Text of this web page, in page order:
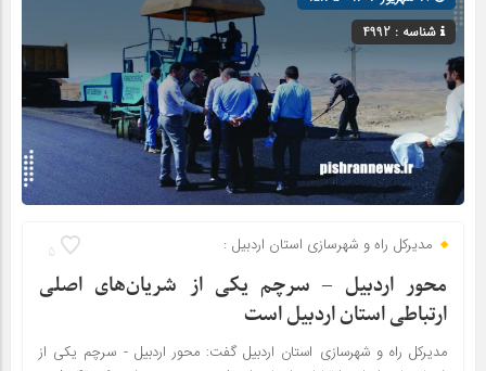
شناسه : 4992
5 مدیرکل راه و شهرسازی استان اردبیل :
محور اردبیل – سرچم یکی از شریان‌های اصلی
ارتباطی استان اردبیل است
مدیرکل راه و شهرسازی استان اردبیل گفت: محور اردبیل - سرچم یکی از